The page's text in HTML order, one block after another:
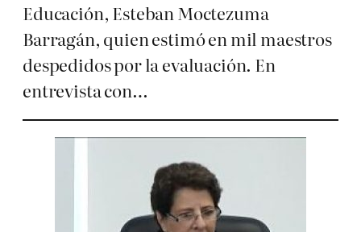
Educación, Esteban Moctezuma
Barragán, quien estimó en mil maestros
despedidos por la evaluación. En
entrevista con…